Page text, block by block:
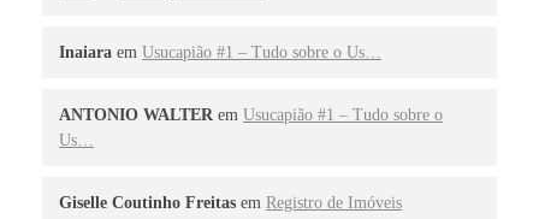
Inaiara em Usucapião #1 – Tudo sobre o Us…
ANTONIO WALTER em Usucapião #1 – Tudo sobre o
Us…
Giselle Coutinho Freitas em Registro de Imóveis